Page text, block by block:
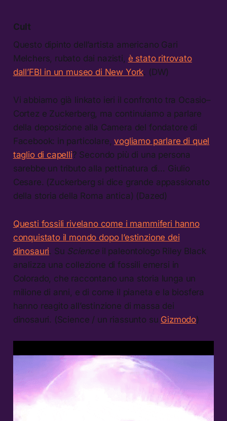
Cult
Questo dipinto dell’artista americano Gari
Melchers, rubato dai nazisti, è stato ritrovato
dall’FBI in un museo di New York. (DW)
Vi abbiamo già linkato ieri il confronto tra Ocasio–
Cortez e Zuckerberg, ma continuiamo a parlare
della deposizione alla Camera del fondatore di
Facebook: in particolare,vogliamo parlare di quel
taglio di capelli? Secondo più di una persona
sarebbe un tributo alla pettinatura di… Giulio
Cesare. (Zuckerberg si dice grande appassionato
della storia della Roma antica) (Dazed)
Questi fossili rivelano come i mammiferi hanno
conquistato il mondo dopo l’estinzione dei
dinosauri. Su Science il paleontologo Riley Black
analizza una collezione di fossili emersi in
Colorado, che raccontano una storia lunga un
milione di anni, e di come il pianeta e la biosfera
hanno reagito all’estinzione di massa dei
dinosauri. (Science / un riassunto su Gizmodo)